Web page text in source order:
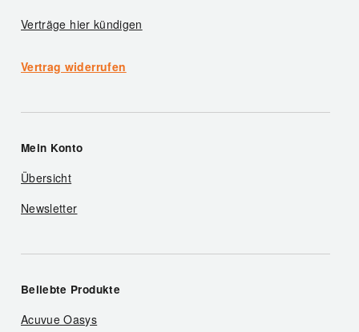
Verträge hier kündigen
Vertrag widerrufen
Mein Konto
Übersicht
Newsletter
Beliebte Produkte
Acuvue Oasys